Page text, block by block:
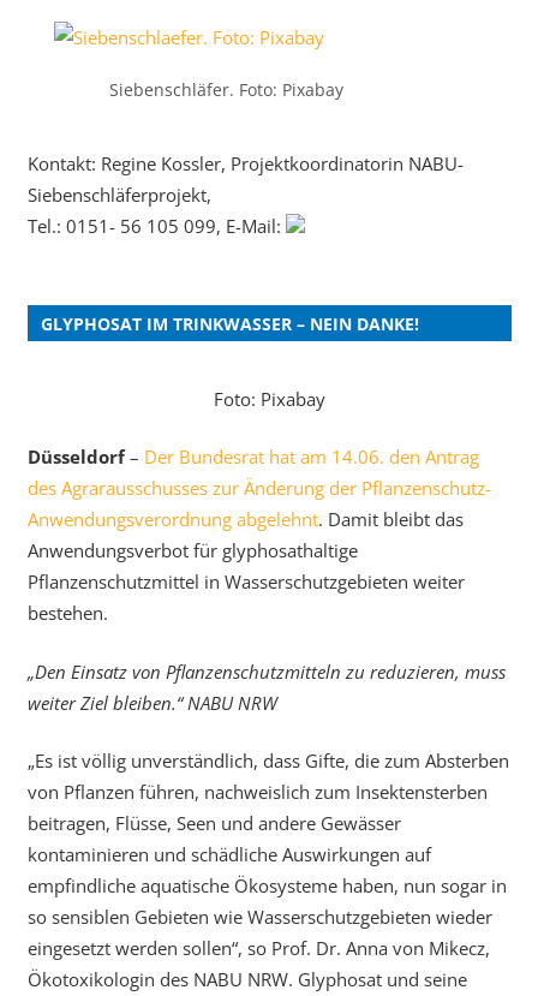
Siebenschläfer. Foto: Pixabay
Kontakt: Regine Kossler, Projektkoordinatorin NABU-
Siebenschläferprojekt,
Tel.: 0151- 56 105 099, E-Mail:
GLYPHOSAT IM TRINKWASSER – NEIN DANKE!
Foto: Pixabay
Düsseldorf– Der Bundesrat hat am 14.06. den Antrag
des Agrarausschusses zur Änderung der Pflanzenschutz-
Anwendungsverordnung abgelehnt. Damit bleibt das
Anwendungsverbot für glyphosathaltige
Pflanzenschutzmittel in Wasserschutzgebieten weiter
bestehen.
„Den Einsatz von Pflanzenschutzmitteln zu reduzieren, muss
weiter Ziel bleiben.“ NABU NRW
„Es ist völlig unverständlich, dass Gifte, die zum Absterben
von Pflanzen führen, nachweislich zum Insektensterben
beitragen, Flüsse, Seen und andere Gewässer
kontaminieren und schädliche Auswirkungen auf
empfindliche aquatische Ökosysteme haben, nun sogar in
so sensiblen Gebieten wie Wasserschutzgebieten wieder
eingesetzt werden sollen“, so Prof. Dr. Anna von Mikecz,
Ökotoxikologin des NABU NRW. Glyphosat und seine